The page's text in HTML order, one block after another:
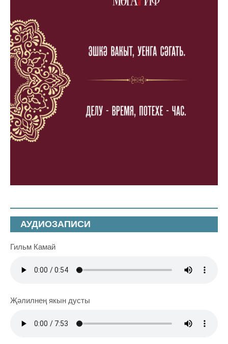
АУДИОЗАПИСИ
Гильм Камай
Җәлилнең якын дусты